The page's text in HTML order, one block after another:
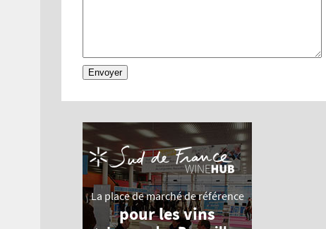
La place de marché de référence
pour les vins